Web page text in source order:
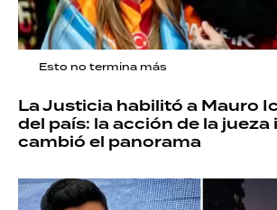
Esto no termina más
La Justicia habilitó a Mauro
del país: la acción de la
cambió el panorama